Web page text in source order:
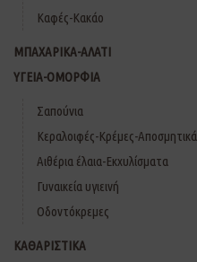
Καφές-Κακάο
ΜΠΑΧΑΡΙΚΑ-ΑΛΑΤΙ
ΥΓΕΙΑ-ΟΜΟΡΦΙΑ
Σαπούνια
Κεραλοιφές-Κρέμες-Αποσμητικά
Αιθέρια έλαια-Εκχυλίσματα
Γυναικεία υγιεινή
Οδοντόκρεμες
ΚΑΘΑΡΙΣΤΙΚΑ